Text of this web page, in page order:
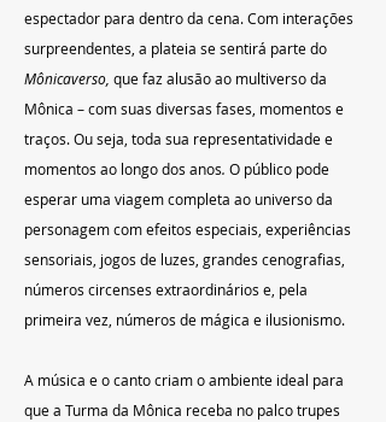
espectador para dentro da cena. Com interações
surpreendentes, a plateia se sentirá parte do
Mônicaverso, que faz alusão ao multiverso da
Mônica – com suas diversas fases, momentos e
traços. Ou seja, toda sua representatividade e
momentos ao longo dos anos. O público pode
esperar uma viagem completa ao universo da
personagem com efeitos especiais, experiências
sensoriais, jogos de luzes, grandes cenografias,
números circenses extraordinários e, pela
primeira vez, números de mágica e ilusionismo.
A música e o canto criam o ambiente ideal para
que a Turma da Mônica receba no palco trupes